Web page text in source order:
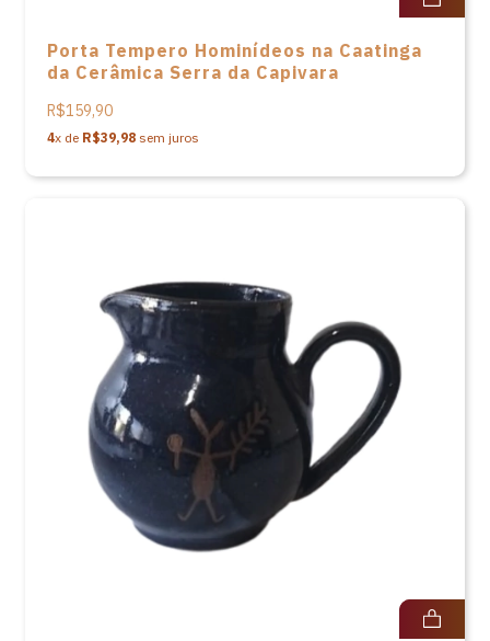
Porta Tempero Hominídeos na Caatinga
da Cerâmica Serra da Capivara
R$159,90
4x de R$39,98 sem juros